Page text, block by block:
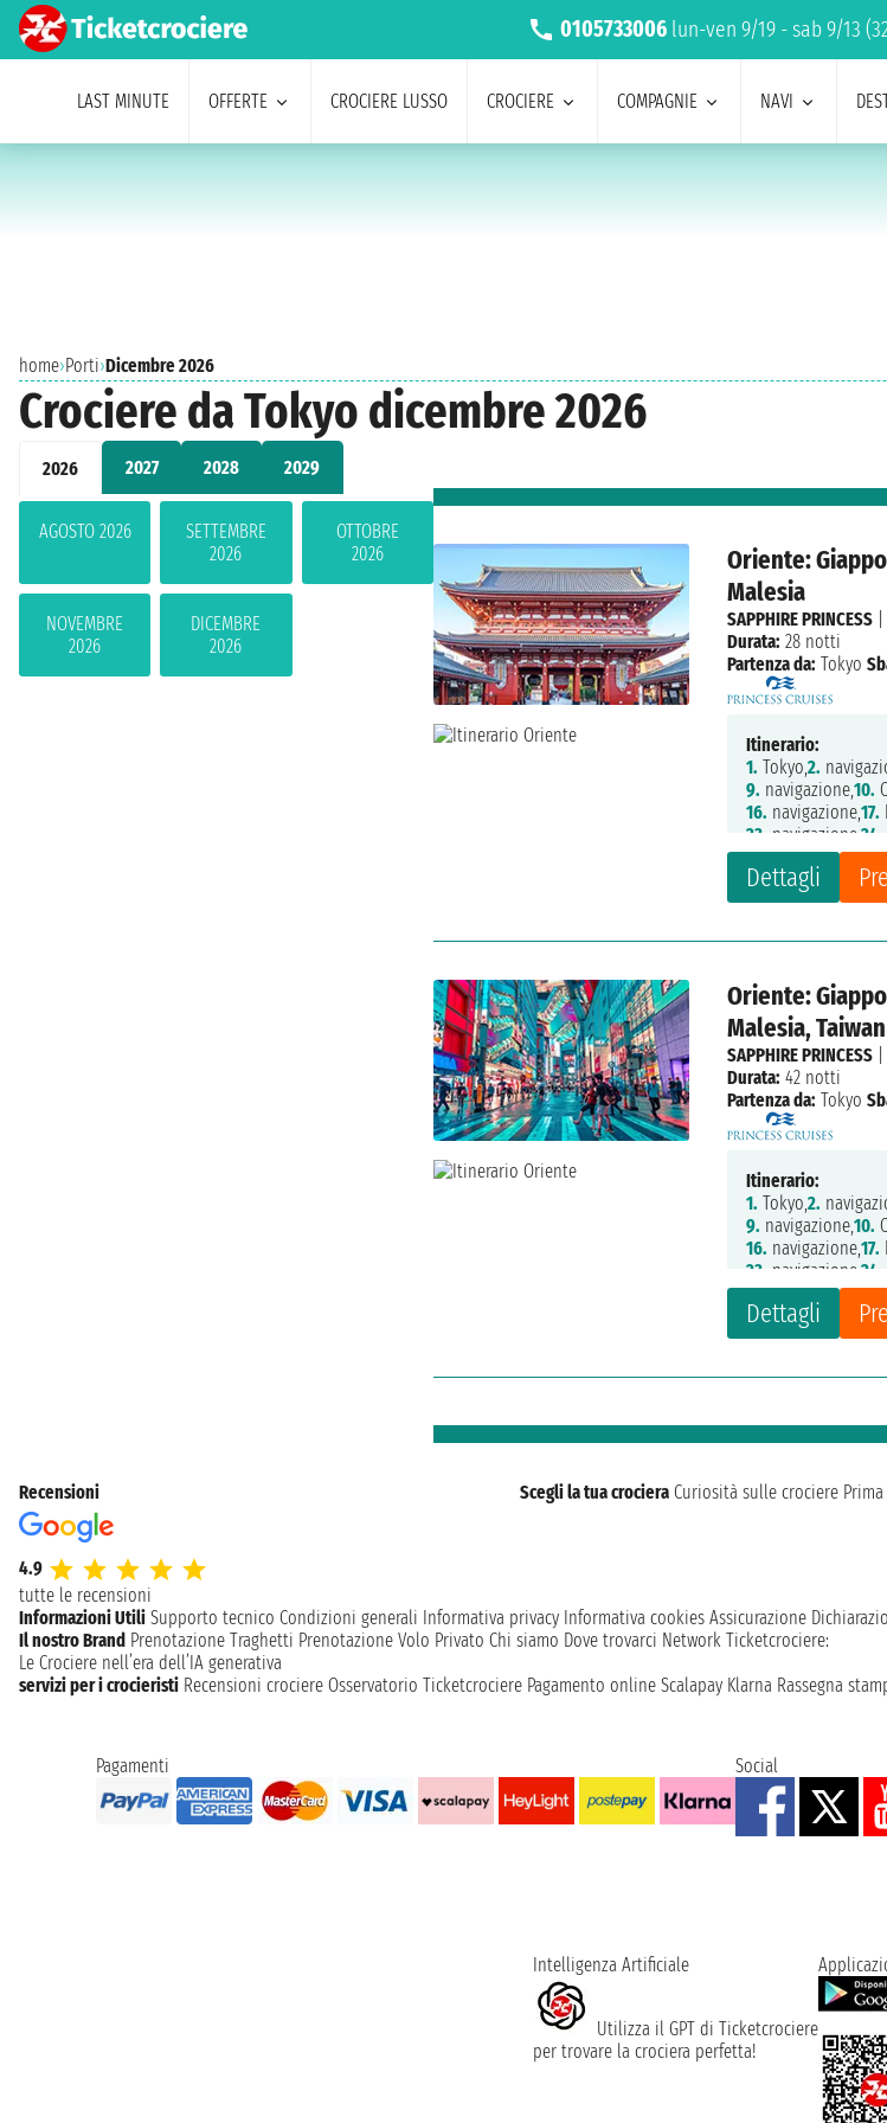
0105733006 lun-ven 9/19 - sab 9/13
LAST MINUTE OFFERTE CROCIERE LUSSO CROCIERE COMPAGNIE NAVI
home›Porti›Dicembre 2026
Crociere da Tokyo dicembre 2026
2026 2027 2028 2029
AGOSTO 2026
SETTEMBRE
2026
OTTOBRE
2026
NOVEMBRE
2026
DICEMBRE
2026
Oriente:
Malesia
Dettagli
SAPPHIRE PRINCESS
Durata: 28 notti
Partenza da: Tokyo
Itinerario:
1. Tokyo,2.
9. navigazione,10.
16. navigazione,17.
23. navigazione,24.
Oriente:
Malesia, Taiwan
Dettagli
SAPPHIRE PRINCESS
Durata: 42 notti
Partenza da: Tokyo
Itinerario:
1. Tokyo,2.
9. navigazione,10.
16. navigazione,17.
23. navigazione,24.
30.navigazione,31.
37.Hong Kong, 38.
44.Tokyo
Recensioni
4.9
tutte le recensioni
Scegli la tua crociera Curiosità sulle crociere
Informazioni Utili Supporto tecnico Condizioni generali Informativa privacy Informativa cookies Assicurazione
Il nostro Brand Prenotazione Traghetti Prenotazione Volo Privato Chi siamo Dove trovarci Network Ticketcrociere:
Le Crociere nell’era dell’IA generativa
servizi per i crocieristi Recensioni crociere Osservatorio Ticketcrociere Pagamento online Scalapay Klarna Rassegna
Pagamenti Social
Intelligenza Artificiale
Utilizza il GPT di Ticketcrociere
per trovare la crociera perfetta!